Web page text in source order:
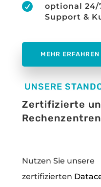

optional
Support &
MEHR ERFAHREN
UNSERE
Zertifizierte
Rechenzentren
Nutzen Sie unsere
zertifizierten